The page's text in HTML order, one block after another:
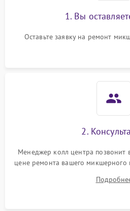
1. Вы
Оставьте заявку на ремонт
2.
Менеджер колл центра позвонит
цене ремонта вашего микшерного